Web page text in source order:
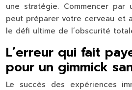
une stratégie. Commencer par
peut préparer votre cerveau et
le défi ultime de l’obscurité
L’erreur qui fait
pour un gimmick
Le succès des expériences